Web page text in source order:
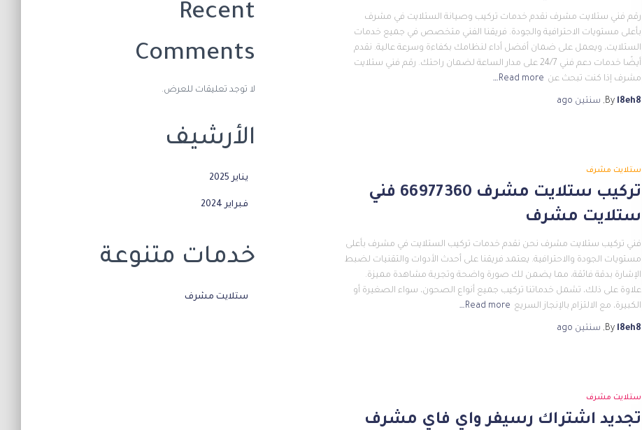
رقم فني ستلايت مشرف نقدم خدمات تركيب وصيانة الستلايت في مشرف
بأعلى مستويات الاحترافية والجودة. فريقنا الفني متخصص في جميع خدمات
الستلايت، ويعمل على ضمان أفضل أداء لنظامك بكفاءة وسرعة عالية. نقدم
أيضًا خدمات دعم فني 24/7 على مدار الساعة لضمان راحتك. رقم فني ستلايت
مشرف إذا كنت تبحث عن Read more…
By l8eh8
, سنتين
ستلايت مشرف
تركيب ستلايت مشرف 66977360 فني
ستلايت مشرف
فني تركيب ستلايت مشرف نحن نقدم خدمات تركيب الستلايت في مشرف بأعلى
مستويات الجودة والاحترافية. يعتمد فريقنا على أحدث الأدوات والتقنيات لضبط
الإشارة بدقة فائقة، مما يضمن لك صورة واضحة وتجربة مشاهدة مميزة.
علاوة على ذلك، تشمل خدماتنا تركيب جميع أنواع الصحون، سواء الصغيرة أو
الكبيرة، مع الالتزام بالإنجاز السريع Read more…
By l8eh8
, سنتين
ستلايت مشرف
تجديد اشتراك رسيفر واي فاي مشرف
Recent
Comments
لا توجد تعليقات للعرض.
الأرشيف
يناير 2025
فبراير 2024
خدمات متنوعة
ستلايت مشرف